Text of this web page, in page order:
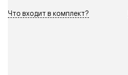
Что входит в комплект?